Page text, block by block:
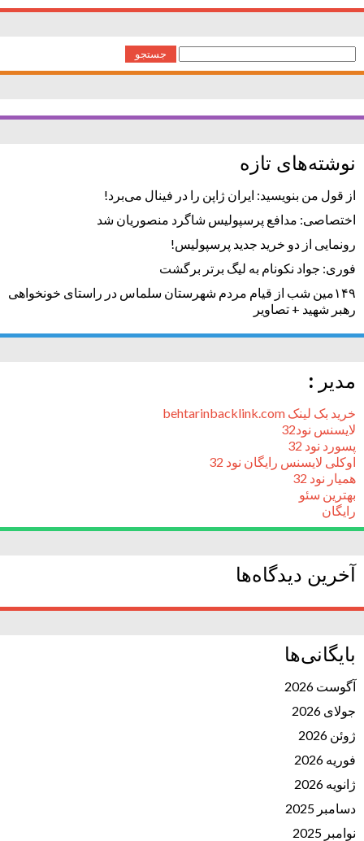
جستجو
برای:
نوشته‌های تازه
از قول من بنویسید: ایران ژاپن را در فینال می‌برد!
اختصاصی: مدافع پرسپولیس شاگرد منصوریان شد
رونمایی از دو خرید جدید پرسپولیس!
فوری: جواد نکونام به لیگ برتر برگشت
۱۴۹مین شب از قیام مردم شهرستان سلماس در راستای خونخواهی
رهبر شهید + تصاویر
مدیر :
خرید بک لینک behtarinbacklink.com
لایسنس نود32
پسورد نود 32
اوکلی لایسنس رایگان نود 32
همیار نود 32
بهترین سئو
رایگان
آخرین دیدگاه‌ها
بایگانی‌ها
آگوست 2026
جولای 2026
ژوئن 2026
فوریه 2026
ژانویه 2026
دسامبر 2025
نوامبر 2025